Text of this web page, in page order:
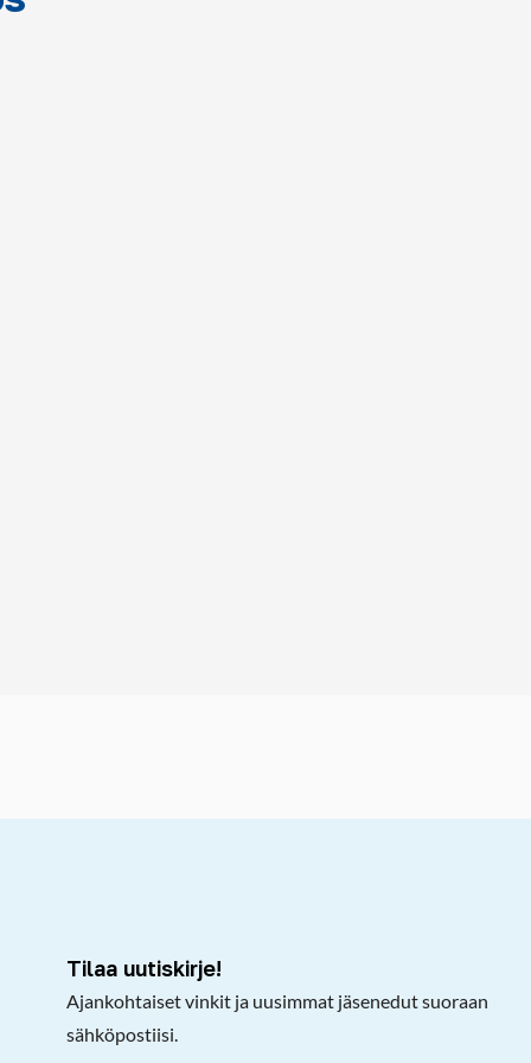
Tilaa uutiskirje!
Ajankohtaiset vinkit ja uusimmat jäsenedut suoraan
sähköpostiisi.